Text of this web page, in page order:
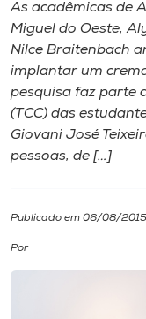
A
Unoesc
I.nova
Cultura
As acadêmicas de
Miguel do Oeste,
Nilce Braitenbach
implantar um
pesquisa faz parte
(TCC) das
Giovani José
pessoas, de […]
Publicado em 06/08/2015
Por